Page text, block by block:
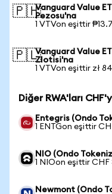
🇵🇭Vanguard Value
Pezosu'na
1 VTVon eşittir
🇵🇱Vanguard Value
Zlotisi'na
1 VTVon eşittir zł
Diğer RWA'ları
Entegris (Ondo
1 ENTGon eşittir
NIO (Ondo
1 NIOon eşittir CHF
Newmont (Ondo